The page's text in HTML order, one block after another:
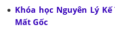
Khóa học Nguyên Lý
Mất Gốc